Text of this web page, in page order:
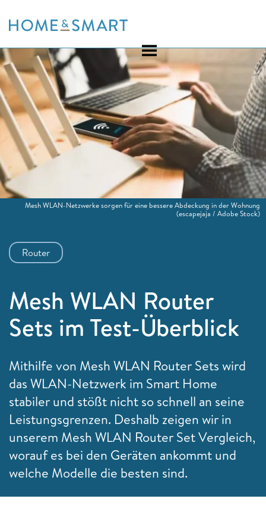
to
Router
Mesh WLAN Router
Sets im Test-Überblick
Mithilfe von Mesh WLAN Router Sets wird
das WLAN-Netzwerk im Smart Home
stabiler und stößt nicht so schnell an seine
Leistungsgrenzen. Deshalb zeigen wir in
unserem Mesh WLAN Router Set Vergleich,
worauf es bei den Geräten ankommt und
welche Modelle die besten sind.
Mesh WLAN-Netzwerke sorgen für eine bessere Abdeckung in der Wohnung
(escapejaja / Adobe Stock)